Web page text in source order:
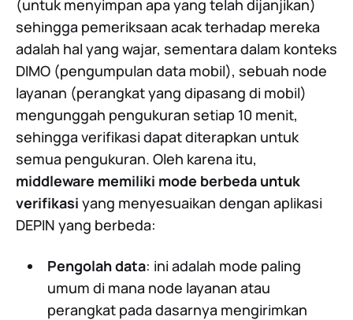
(untuk menyimpan apa yang telah dijanjikan)
sehingga pemeriksaan acak terhadap mereka
adalah hal yang wajar, sementara dalam konteks
DIMO (pengumpulan data mobil), sebuah node
layanan (perangkat yang dipasang di mobil)
mengunggah pengukuran setiap 10 menit,
sehingga verifikasi dapat diterapkan untuk
semua pengukuran. Oleh karena itu,
middleware memiliki mode berbeda untuk
verifikasi yang menyesuaikan dengan aplikasi
DEPIN yang berbeda:
Pengolah data: ini adalah mode paling
umum di mana node layanan atau
perangkat pada dasarnya mengirimkan